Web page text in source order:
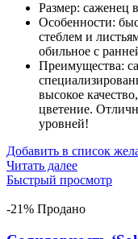
Размер: саженец
Особенности:
стеблем и
обильное с
Преимущества:
высокое
цветение.
уровней!
Добавить в список
Читать далее
Быстрый просмотр
-21% Продано